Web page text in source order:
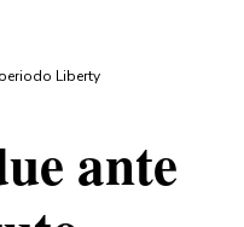
Liberty
ante